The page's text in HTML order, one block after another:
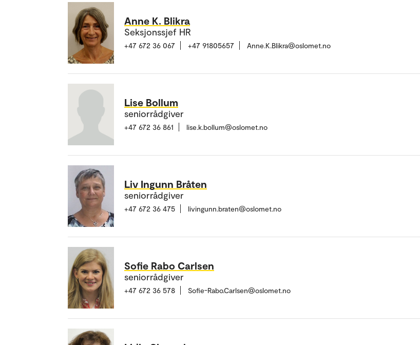
Anne K. Blikra
Seksjonssjef HR
+47 672 36 067 +47 91805657 Anne.K.Blikra@oslomet.no
Lise Bollum
seniorrådgiver
+47 672 36 861 lise.k.bollum@oslomet.no
Liv Ingunn Bråten
seniorrådgiver
+47 672 36 475 livingunn.braten@oslomet.no
Sofie Rabo Carlsen
seniorrådgiver
+47 672 36 578 Sofie-Rabo.Carlsen@oslomet.no